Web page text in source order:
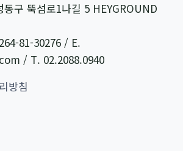
구 뚝섬로1나길 5 HEYGROUND
81-30276 / E.
/ T. 02.2088.0940
방침